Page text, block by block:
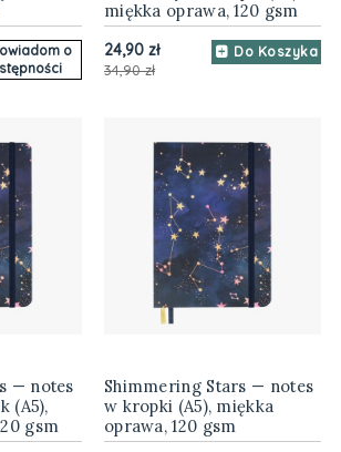
o
miękka oprawa, 120 gsm
24,90 zł
34,90 zł
Do Koszyka
— notes
(A5),
gsm
Shimmering Stars — notes
w kropki (A5), miękka
oprawa, 120 gsm